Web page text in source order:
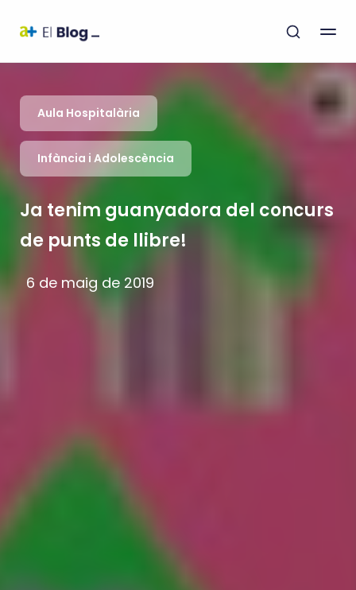
Aula Hospitalària
Infància i Adolescència
Ja tenim guanyadora del concurs
de punts de llibre!
6 de maig de 2019